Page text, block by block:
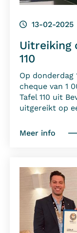
13-02-2025
Uitreiking
110
Op donderdag
cheque van 1
Tafel 110 uit
uitgereikt op
Meer info